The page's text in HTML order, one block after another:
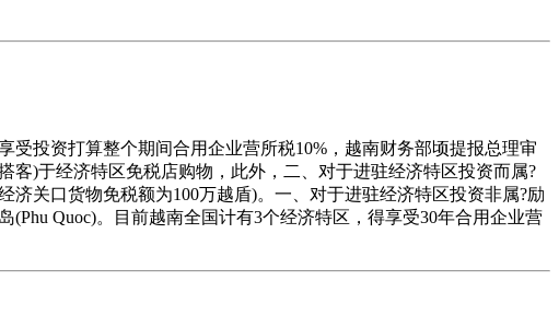
投资打算整个期间合用企业营所税10%，越南财务部顷提报总理审
客)于经济特区免税店购物，此外，二、对于进驻经济特区投资而属?
关口货物免税额为100万越盾)。一、对于进驻经济特区投资非属?励
Quoc)。目前越南全国计有3个经济特区，得享受30年合用企业营